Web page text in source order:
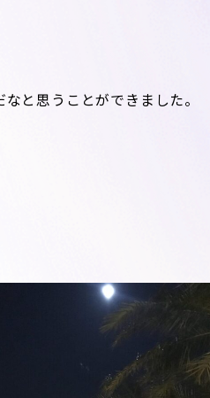
と思うことができました。